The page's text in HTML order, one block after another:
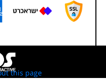
this page